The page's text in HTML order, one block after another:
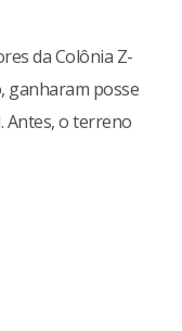
da Colônia Z-
ganharam posse
Antes, o terreno